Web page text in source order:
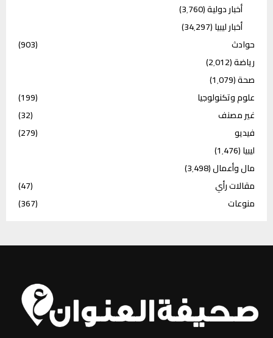
أخبار دولية(3٬760)
أخبار ليبيا(34٬297)
حوادث
(903)
رياضة(2٬012)
صحة(1٬079)
علوم وتكنولوجيا
(199)
غير مصنف
(32)
فيديو
(279)
ليبيا(1٬476)
مال وأعمال(3٬498)
مقالات رأي
(47)
منوعات
(367)